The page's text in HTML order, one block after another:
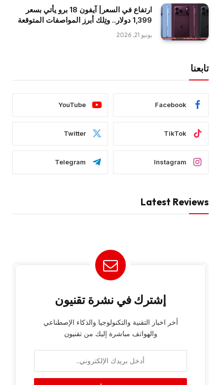
ارتفاع في السعر| آيفون 18 برو يأتي بسعر
1,399 دولار.. وتِلك أبرز المواصفات المتوقعة
يونيو 21, 2026
تابعنا
Facebook
YouTube
TikTok
Twitter
Instagram
Telegram
Latest Reviews
إشترك في نشرة تقنيون
أخر اخبار التقنية والتكنولوجيا والذكاء الإصطناعي
والهواتف مباشرة إليك من تقنيون